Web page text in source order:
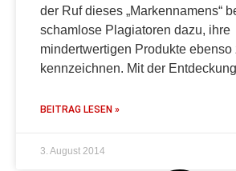
der Ruf dieses „Markennamens“
schamlose Plagiatoren dazu, ihre
mindertwertigen Produkte ebenso
kennzeichnen. Mit der
BEITRAG LESEN »
3. August 2014